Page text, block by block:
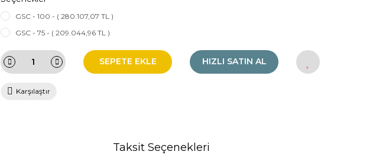
GSC - 100 - ( 280.107,07 TL )
GSC - 75 - ( 209.044,96 TL )
SEPETE EKLE HIZLI SATIN AL
Karşılaştır
Taksit Seçenekleri